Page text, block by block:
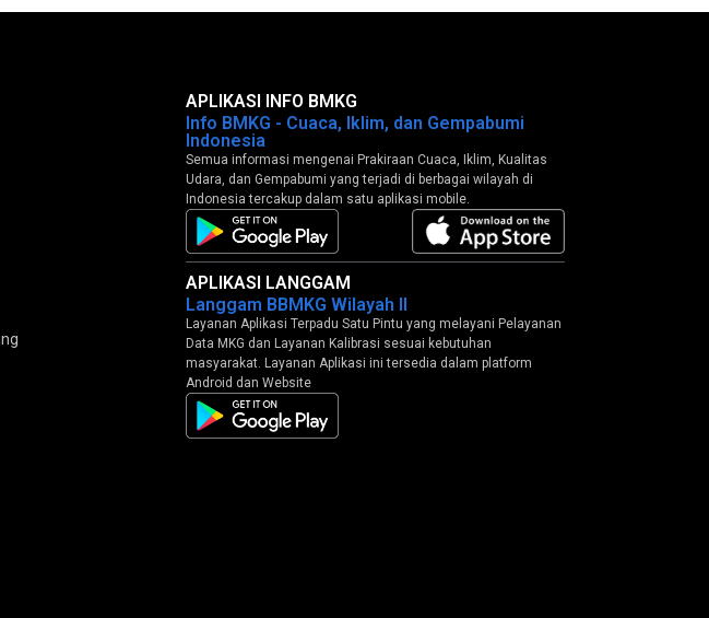
APLIKASI INFO BMKG
Info BMKG - Cuaca, Iklim, dan Gempabumi
Indonesia
Semua informasi mengenai Prakiraan Cuaca, Iklim, Kualitas
Udara, dan Gempabumi yang terjadi di berbagai wilayah di
Indonesia tercakup dalam satu aplikasi mobile.
APLIKASI LANGGAM
Langgam BBMKG Wilayah II
Layanan Aplikasi Terpadu Satu Pintu yang melayani Pelayanan
Data MKG dan Layanan Kalibrasi sesuai kebutuhan
masyarakat. Layanan Aplikasi ini tersedia dalam platform
Android dan Website